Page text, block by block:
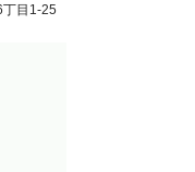
丁目1-25